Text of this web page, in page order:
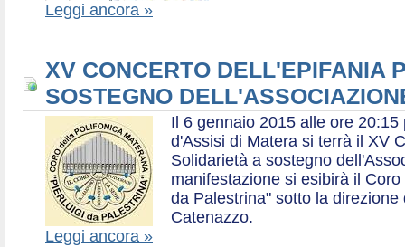
Leggi ancora »
XV CONCERTO DELL'EPIFANIA
SOSTEGNO
Il 6 gennaio 2015 alle ore
d'Assisi di Matera si terrà il XV
Solidarietà a sostegno
manifestazione si esibirà il
da Palestrina" sotto la
Catenazzo.
Leggi ancora »